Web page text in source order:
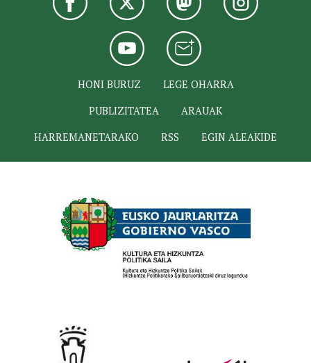
HONI BURUZ
LEGE OHARRA
PUBLIZITATEA
ARAUAK
HARREMANETARAKO
RSS EGIN ALEAKIDE